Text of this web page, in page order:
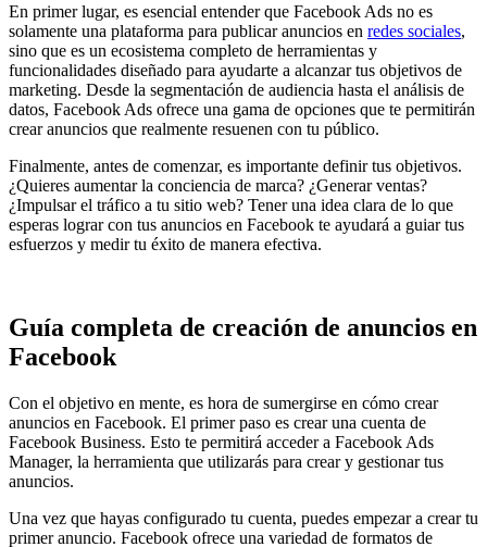
En primer lugar, es esencial entender que Facebook Ads no es
solamente una plataforma para publicar anuncios en redes sociales,
sino que es un ecosistema completo de herramientas y
funcionalidades diseñado para ayudarte a alcanzar tus objetivos de
marketing. Desde la segmentación de audiencia hasta el análisis de
datos, Facebook Ads ofrece una gama de opciones que te permitirán
crear anuncios que realmente resuenen con tu público.
Finalmente, antes de comenzar, es importante definir tus objetivos.
¿Quieres aumentar la conciencia de marca? ¿Generar ventas?
¿Impulsar el tráfico a tu sitio web? Tener una idea clara de lo que
esperas lograr con tus anuncios en Facebook te ayudará a guiar tus
esfuerzos y medir tu éxito de manera efectiva.
Guía completa de creación de anuncios en
Facebook
Con el objetivo en mente, es hora de sumergirse en cómo crear
anuncios en Facebook. El primer paso es crear una cuenta de
Facebook Business. Esto te permitirá acceder a Facebook Ads
Manager, la herramienta que utilizarás para crear y gestionar tus
anuncios.
Una vez que hayas configurado tu cuenta, puedes empezar a crear tu
primer anuncio. Facebook ofrece una variedad de formatos de